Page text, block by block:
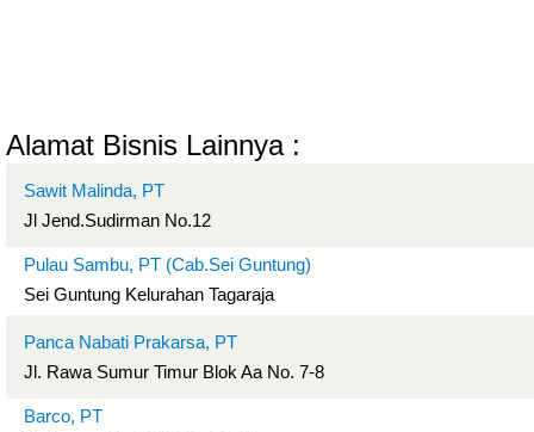
Alamat Bisnis Lainnya :
Sawit Malinda, PT
Jl Jend.Sudirman No.12
Pulau Sambu, PT (Cab.Sei Guntung)
Sei Guntung Kelurahan Tagaraja
Panca Nabati Prakarsa, PT
Jl. Rawa Sumur Timur Blok Aa No. 7-8
Barco, PT